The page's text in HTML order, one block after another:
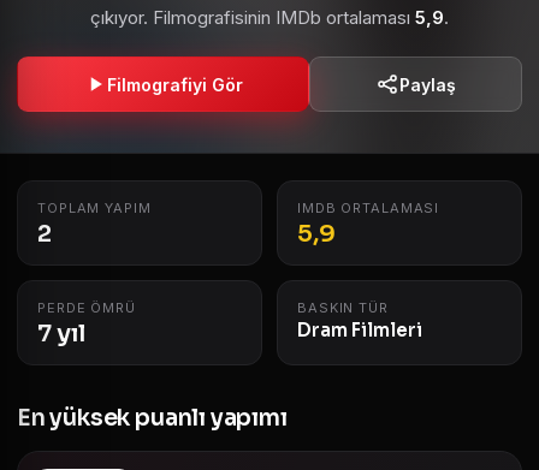
çıkıyor. Filmografisinin IMDb ortalaması 5,9.
Filmografiyi Gör Paylaş
TOPLAM YAPIM
2
IMDB ORTALAMASI
5,9
PERDE ÖMRÜ
7 yıl
BASKIN TÜR
Dram Filmleri
En yüksek puanlı yapımı